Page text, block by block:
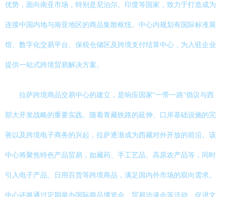
优势，面向南亚市场，特别是尼泊尔、印度等国家，致力于打造成为
连接中国内地与南亚地区的商品集散枢纽。中心内规划有国际标准展
馆、数字化交易平台、保税仓储区及跨境支付结算中心，为入驻企业
提供一站式跨境贸易解决方案。
拉萨跨境商品交易中心的建立，是响应国家“一带一路”倡议与西
部大开发战略的重要实践。随着青藏铁路的延伸、口岸基础设施的完
善以及跨境电子商务的兴起，拉萨逐渐成为西藏对外开放的前沿。该
中心将聚焦特色产品贸易，如藏药、手工艺品、高原农产品等，同时
引入电子产品、日用百货等跨境商品，满足国内外市场的双向需求。
中心还将通过定期举办国际商品博览会、贸易洽谈会等活动，促进文